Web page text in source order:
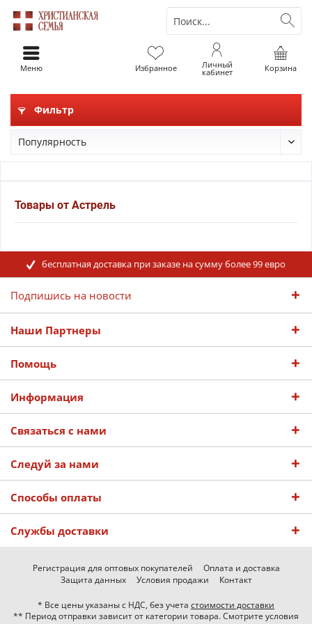
Корзина
Избранное Личный
кабинет
Меню
Фильтр
Товары от Астрель
бесплатная доставка при заказе на сумму более 99 евро
Подпишись на новости
Наши Партнеры
Помощь
Информация
Связаться с нами
Следуй за нами
Способы оплаты
Службы доставки
Регистрация для оптовых покупателей
Оплата и доставка
Защита данных
Условия продажи Контакт
* Все цены указаны с НДС, без учета стоимости доставки
** Период отправки зависит от категории товара. Смотрите условия